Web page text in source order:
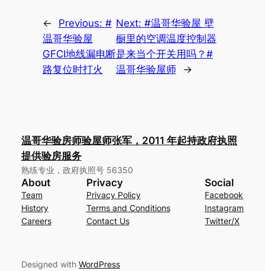
← Previous: #
温哥华验屋
GFCI地线漏电断
路复位时打火
Next: #温哥华验屋 壁
橱里的空调温度控制器
是来当个开关用吗？#
温哥华验屋师
→
温哥华验房师验屋师张军，2011 年起持政府执照
提供验房服务
熟练专业，政府执照号 56350
About
Team
History
Careers
Privacy
Privacy Policy
Terms and Conditions
Contact Us
Social
Facebook
Instagram
Twitter/X
Designed with WordPress